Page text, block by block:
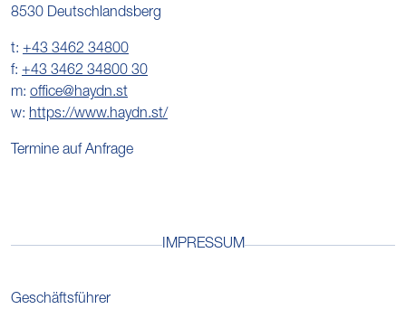
8530 Deutschlandsberg
t: +43 3462 34800
f: +43 3462 34800 30
m: office@haydn.st
w: https://www.haydn.st/
Termine auf Anfrage
IMPRESSUM
Geschäftsführer